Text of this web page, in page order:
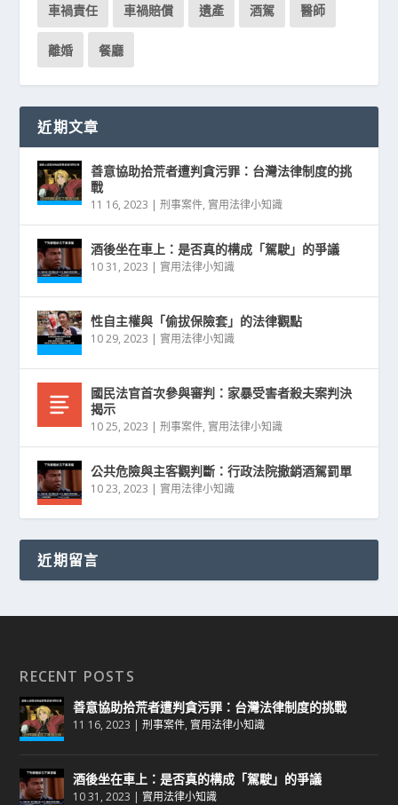
車禍責任 車禍賠償 遺產 酒駕 醫師
離婚 餐廳
近期文章
善意協助拾荒者遭判貪污罪：台灣法律制度的挑
戰
11 16, 2023 |刑事案件, 實用法律小知識
酒後坐在車上：是否真的構成「駕駛」的爭議
10 31, 2023 | 實用法律小知識
性自主權與「偷拔保險套」的法律觀點
10 29, 2023 | 實用法律小知識
國民法官首次參與審判：家暴受害者殺夫案判決
揭示
10 25, 2023 |刑事案件, 實用法律小知識
公共危險與主客觀判斷：行政法院撤銷酒駕罰單
10 23, 2023 | 實用法律小知識
近期留言
RECENT POSTS
善意協助拾荒者遭判貪污罪：台灣法律制度的挑戰
11 16, 2023 |刑事案件,實用法律小知識
酒後坐在車上：是否真的構成「駕駛」的爭議
10 31, 2023 |實用法律小知識